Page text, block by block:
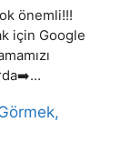
önemli!!!
için Google